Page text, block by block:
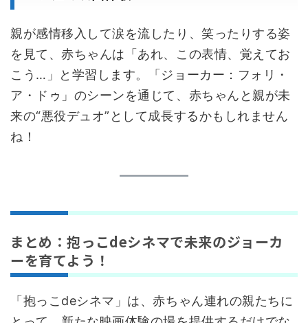
親が感情移入して涙を流したり、笑ったりする姿
を見て、赤ちゃんは「あれ、この表情、覚えてお
こう…」と学習します。「ジョーカー：フォリ・
ア・ドゥ」のシーンを通じて、赤ちゃんと親が未
来の“悪役デュオ”として成長するかもしれません
ね！
まとめ：抱っこdeシネマで未来のジョーカ
ーを育てよう！
「抱っこdeシネマ」は、赤ちゃん連れの親たちに